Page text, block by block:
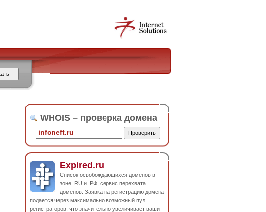
WHOIS – проверка домена
Expired.ru
Список освобождающихся доменов в
зоне .RU и .РФ, сервис перехвата
доменов. Заявка на регистрацию домена
подается через максимально возможный пул
регистраторов, что значительно увеличивает ваши